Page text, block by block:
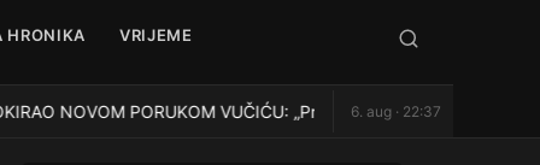
HRONIKA VRIJEME
NOVOM PORUKOM VUČIĆU: „Pratili smo svaki njegov
6. aug · 22:37